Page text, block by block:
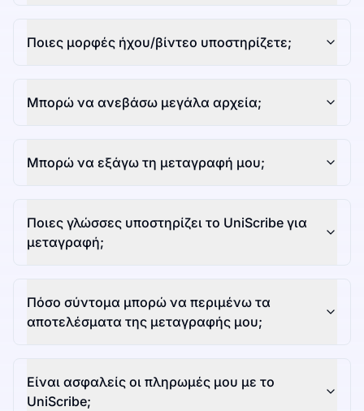
Ποιες μορφές ήχου/βίντεο υποστηρίζετε;
Μπορώ να ανεβάσω μεγάλα αρχεία;
Μπορώ να εξάγω τη μεταγραφή μου;
Ποιες γλώσσες υποστηρίζει το UniScribe για
μεταγραφή;
Πόσο σύντομα μπορώ να περιμένω τα
αποτελέσματα της μεταγραφής μου;
Είναι ασφαλείς οι πληρωμές μου με το
UniScribe;